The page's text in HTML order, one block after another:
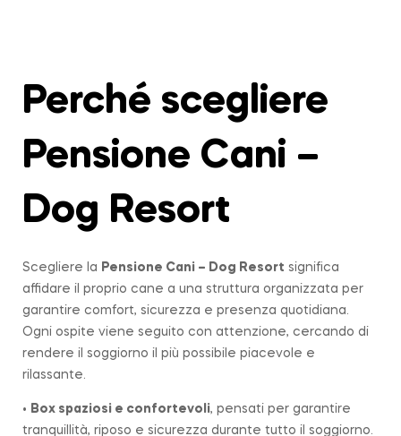
Perché scegliere
Pensione Cani –
Dog Resort
Scegliere la Pensione Cani – Dog Resort significa
affidare il proprio cane a una struttura organizzata per
garantire comfort, sicurezza e presenza quotidiana.
Ogni ospite viene seguito con attenzione, cercando di
rendere il soggiorno il più possibile piacevole e
rilassante.
• Box spaziosi e confortevoli, pensati per garantire
tranquillità, riposo e sicurezza durante tutto il soggiorno.